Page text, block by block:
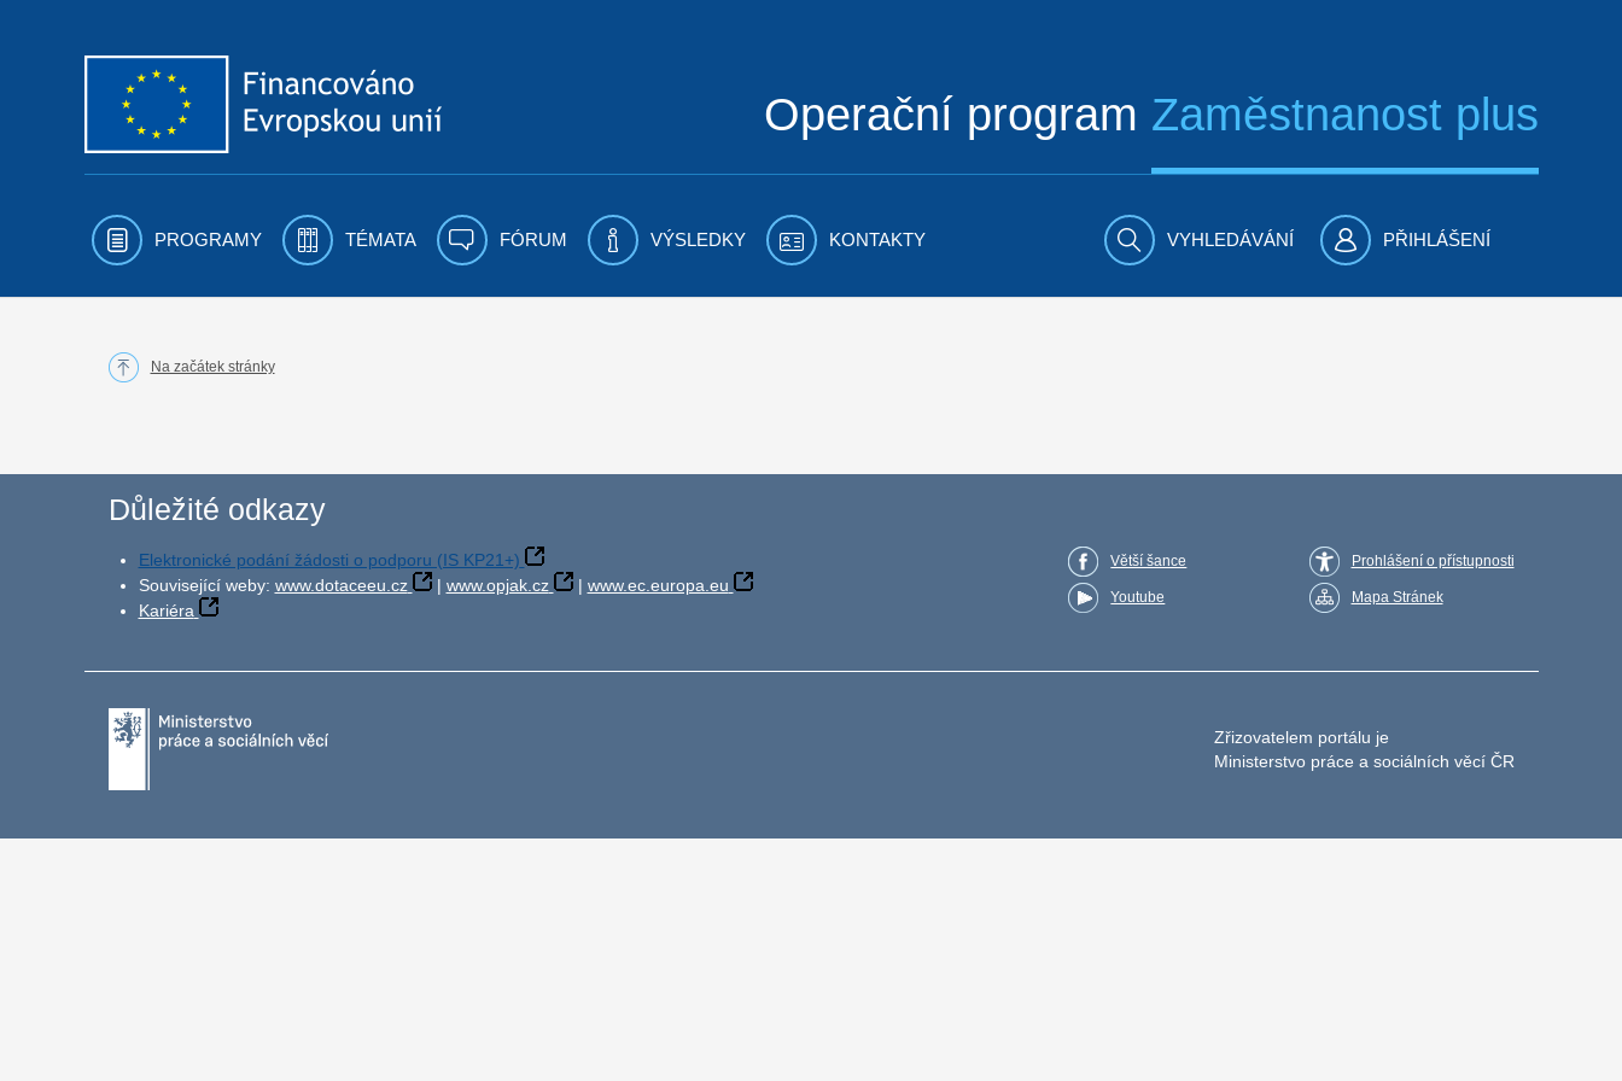
Operační program Zaměstnanost plus
PROGRAMY TÉMATA FÓRUM VÝSLEDKY KONTAKTY VYHLEDÁVÁNÍ PŘIHLÁŠENÍ
Na začátek stránky
Důležité odkazy
Elektronické podání žádosti o podporu (IS KP21+)
Související weby: www.dotaceeu.cz | www.opjak.cz | www.ec.europa.eu
Kariéra
Větší šance
Youtube
Prohlášení o přístupnosti
Mapa Stránek
Zřizovatelem portálu je
Ministerstvo práce a sociálních věcí ČR